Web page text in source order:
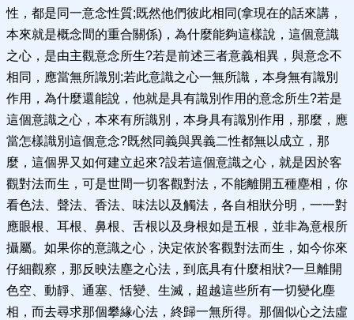
性，都是同一意念性質;既然他們彼此相同(拿現在的話來講，
本來就是概念間的重合關係)，為什麼能夠這樣說，這個意識
之心，是由主觀意念所生?若是前述三者意義相異，與意念不
相同，應當無所識別;若此意識之心一無所識，本身無有識別
作用，為什麼還能說，他就是具有識別作用的意念所生?若是
這個意識之心，本來有所識別，本身具有識別作用，那麼，應
當怎樣識別這個意念?既然同義與異義二性都無以成立，那
麼，這個界又如何建立起來?設若這個意識之心，就是因於客
觀對法而生，可是世間一切客觀對法，不能離開五種塵相，你
看色法、聲法、香法、味法以及觸法，各自相狀分明，一一對
應眼根、耳根、鼻根、舌根以及身根如是五根，並非為意根所
攝屬。如果你的意識之心，決定依於客觀對法而生，如今你來
仔細觀察，那反映法塵之心法，到底具有什麼相狀?一旦離開
色空、動靜、通塞、恬變、生滅，超越這些所有一切變化塵
相，而去尋求那個攀緣心法，終歸一無所得。那個似心之法虛